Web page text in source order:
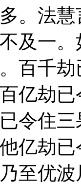
。法
及一
百千
亿劫
令住
亿劫
至优